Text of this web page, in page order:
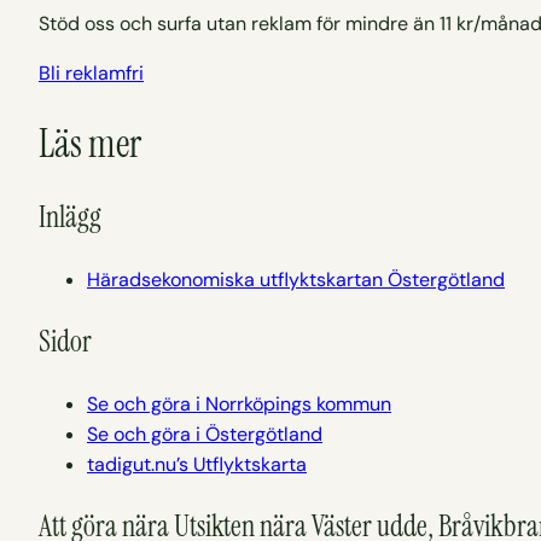
Stöd oss och surfa utan reklam för mindre än 11 kr/
Bli reklamfri
Läs mer
Inlägg
Häradsekonomiska utflyktskartan Östergötland
Sidor
Se och göra i Norrköpings kommun
Se och göra i Östergötland
tadigut.nu’s Utflyktskarta
Att göra nära Utsikten nära Väster udde,